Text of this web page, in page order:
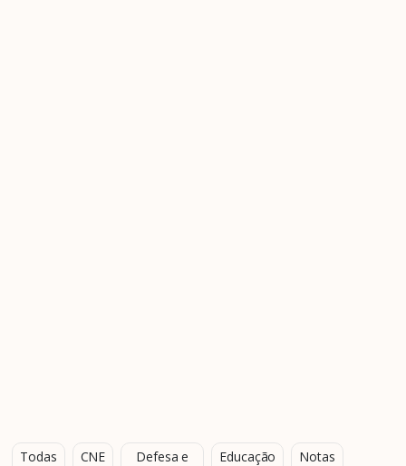
Todas CNE
Defesa e
Educação Notas